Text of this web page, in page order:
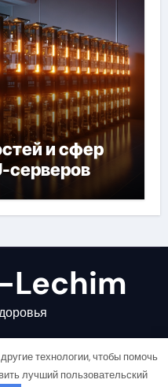
и сфер
серверов
Lechim
технологии, чтобы помочь
лучший пользовательский